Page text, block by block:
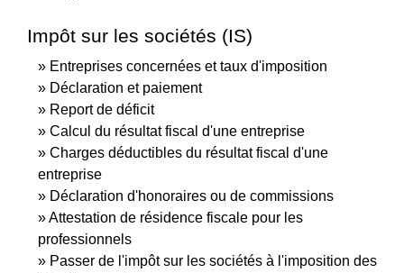
Impôt sur les sociétés (IS)
Entreprises concernées et taux d'imposition
Déclaration et paiement
Report de déficit
Calcul du résultat fiscal d'une entreprise
Charges déductibles du résultat fiscal d'une
entreprise
Déclaration d'honoraires ou de commissions
Attestation de résidence fiscale pour les
professionnels
Passer de l'impôt sur les sociétés à l'imposition des